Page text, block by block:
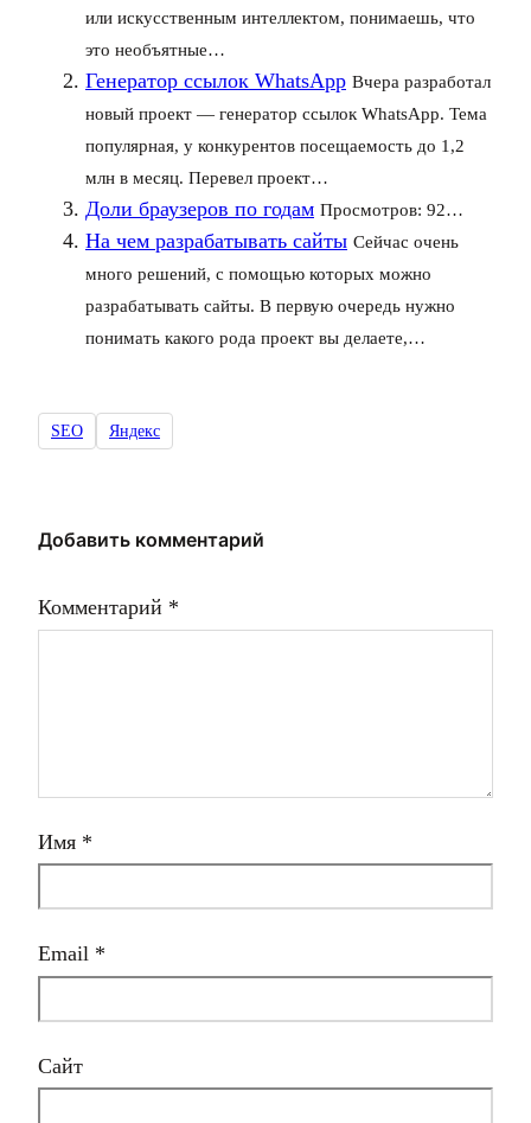
или искусственным интеллектом, понимаешь, что
это необъятные…
Генератор ссылок WhatsApp Вчера разработал
новый проект — генератор ссылок WhatsApp. Тема
популярная, у конкурентов посещаемость до 1,2
млн в месяц. Перевел проект…
Доли браузеров по годам Просмотров: 92…
На чем разрабатывать сайты Сейчас очень
много решений, с помощью которых можно
разрабатывать сайты. В первую очередь нужно
понимать какого рода проект вы делаете,…
SEO Яндекс
Добавить комментарий
Комментарий *
Имя *
Email *
Сайт